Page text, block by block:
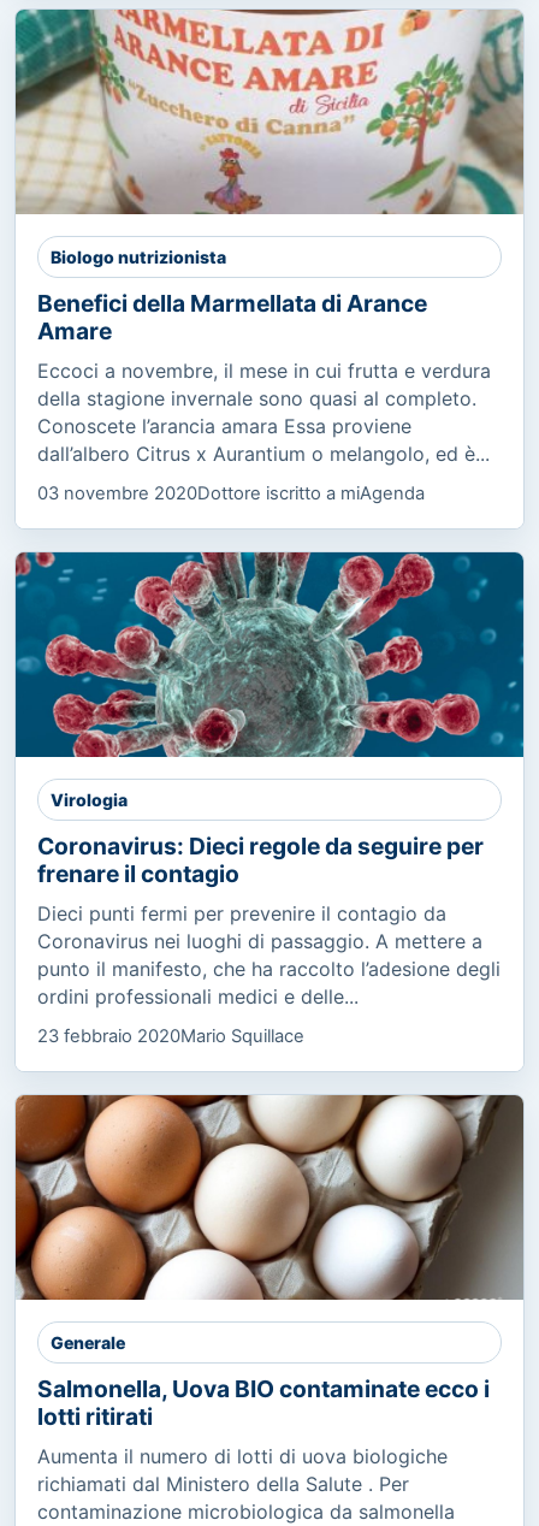
Biologo nutrizionista
Benefici della Marmellata di Arance
Amare
Eccoci a novembre, il mese in cui frutta e verdura
della stagione invernale sono quasi al completo.
Conoscete l’arancia amara Essa proviene
dall’albero Citrus x Aurantium o melangolo, ed è...
03 novembre 2020Dottore iscritto a miAgenda
Virologia
Coronavirus: Dieci regole da seguire per
frenare il contagio
Dieci punti fermi per prevenire il contagio da
Coronavirus nei luoghi di passaggio. A mettere a
punto il manifesto, che ha raccolto l’adesione degli
ordini professionali medici e delle...
23 febbraio 2020Mario Squillace
Generale
Salmonella, Uova BIO contaminate ecco i
lotti ritirati
Aumenta il numero di lotti di uova biologiche
richiamati dal Ministero della Salute . Per
contaminazione microbiologica da salmonella